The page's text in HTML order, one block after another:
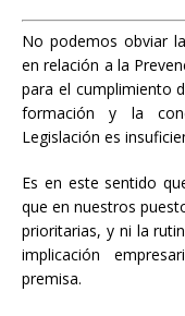
No podemos obviar
en relación a la
para el cumplimiento
formación y la
Legislación es
Es en este sentido
que en nuestros
prioritarias, y ni la
implicación
premisa.